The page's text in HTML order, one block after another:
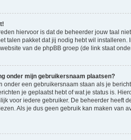
hiervoor is dat de beheerder jouw taal
talen pakket dat jij nodig hebt wil
van de phpBB groep (de link staat
onder mijn gebruikersnaam plaatsen?
onder een gebruikersnaam staan als je
je geplaatst hebt of wat je status is.
voor iedere gebruiker. De beheerder heeft
Als je dus geen gebruik kan maken van